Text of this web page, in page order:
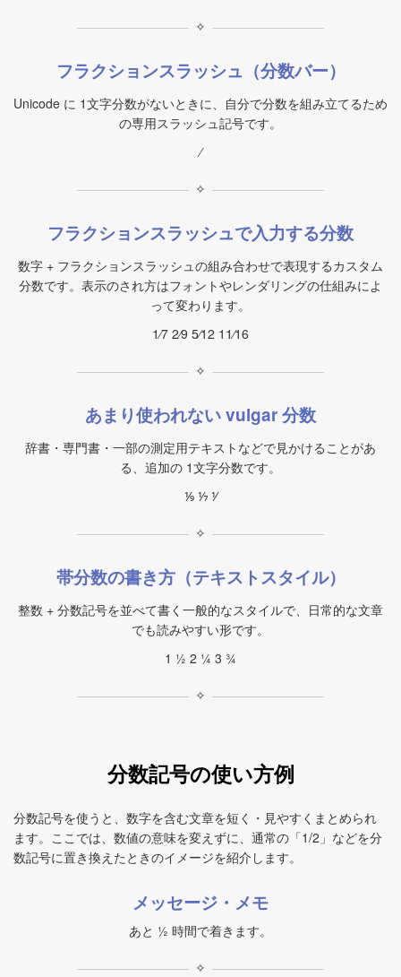
✧
フラクションスラッシュ（分数バー）
Unicode に 1文字分数がないときに、自分で分数を組み立てるため
の専用スラッシュ記号です。
⁄
✧
フラクションスラッシュで入力する分数
数字 + フラクションスラッシュの組み合わせで表現するカスタム
分数です。表示のされ方はフォントやレンダリングの仕組みによ
って変わります。
1⁄7 2⁄9 5⁄12 11⁄16
✧
あまり使われない vulgar 分数
辞書・専門書・一部の測定用テキストなどで見かけることがあ
る、追加の 1文字分数です。
⅑ ⅐ ⅟
✧
帯分数の書き方（テキストスタイル）
整数 + 分数記号を並べて書く一般的なスタイルで、日常的な文章
でも読みやすい形です。
1 ½ 2 ¼ 3 ¾
✧
分数記号の使い方例
分数記号を使うと、数字を含む文章を短く・見やすくまとめられ
ます。ここでは、数値の意味を変えずに、通常の「1/2」などを分
数記号に置き換えたときのイメージを紹介します。
メッセージ・メモ
あと ½ 時間で着きます。
✧